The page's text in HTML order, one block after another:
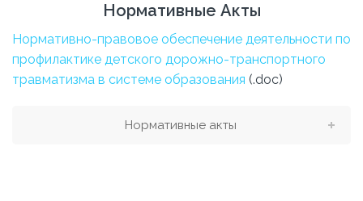
Нормативные Акты
Нормативно-правовое обеспечение деятельности по
профилактике детского дорожно-транспортного
травматизма в системе образования (.doc)
Нормативные акты